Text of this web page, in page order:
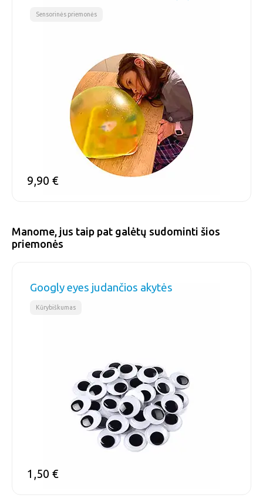
Sensorinės priemonės
9,90 €
Manome, jus taip pat galėtų sudominti šios
priemonės
Googly eyes judančios akytės
Kūrybiškumas
1,50 €